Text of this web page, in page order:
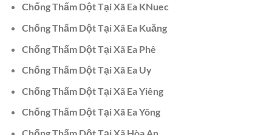
Chống Thấm Dột Tại Xã Ea KNuec
Chống Thấm Dột Tại Xã Ea Kuăng
Chống Thấm Dột Tại Xã Ea Phê
Chống Thấm Dột Tại Xã Ea Uy
Chống Thấm Dột Tại Xã Ea Yiêng
Chống Thấm Dột Tại Xã Ea Yông